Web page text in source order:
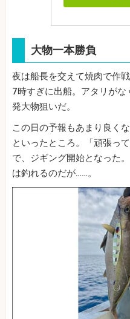
大物一本勝負
夜は船長を交えて焼肉で作
7時すぎに出船。アタリが
発大物狙いだ。
この日の予報もあまり良く
といったところ。「頑張っ
で、ジギング開始となった
は釣れるのだが……。